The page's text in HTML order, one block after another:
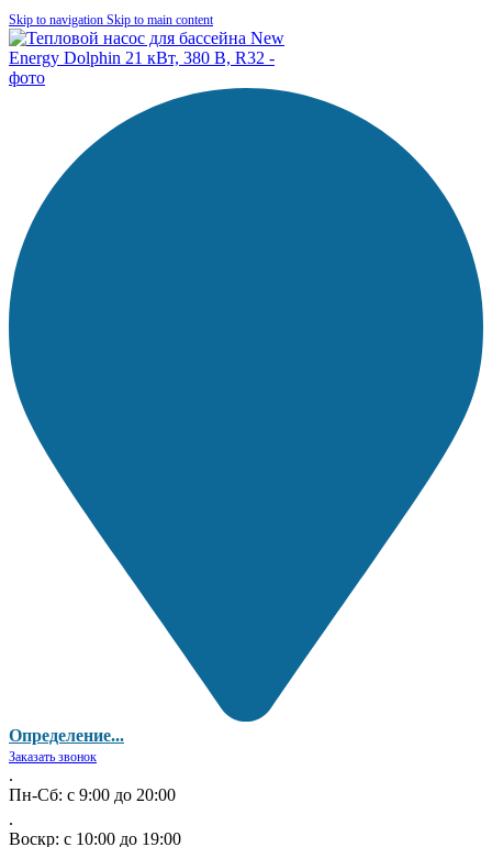
Skip to navigation Skip to main content
Определение...
Заказать звонок
.
Пн-Сб: с 9:00 до 20:00
.
Воскр: с 10:00 до 19:00